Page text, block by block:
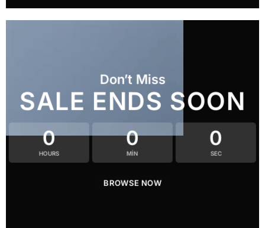
Don’t Miss
SALE ENDS SOON
0
HOURS
0
MIN
0
SEC
BROWSE NOW